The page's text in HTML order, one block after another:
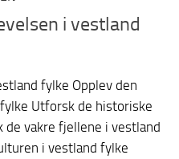
i vestland
fylke Opplev den
Utforsk de historiske
vakre fjellene i vestland
i vestland fylke